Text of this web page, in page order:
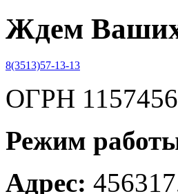
Ждем Ваших
8(3513)57-13-13
ОГРН
Режим
Адрес: